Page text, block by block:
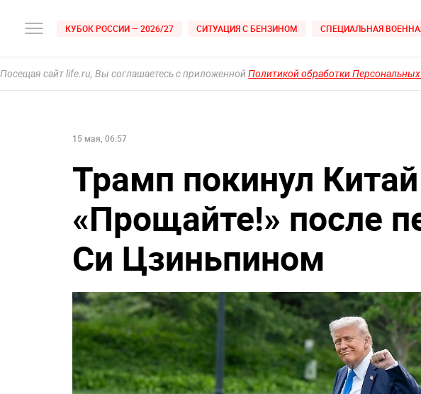
КУБОК РОССИИ — 2026/27 СИТУАЦИЯ С БЕНЗИНОМ СПЕЦИАЛЬНАЯ
Посещая сайт life.ru, Вы соглашаетесь с приложеннойПолитикой обработки
15 мая, 06:57
Трамп покинул
«Прощайте!» после
Си Цзиньпином